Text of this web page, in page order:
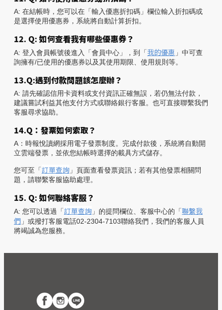
A: 在結帳時，您可以在「輸入優惠折扣碼」欄位輸入折扣碼或
是選擇使用優惠券，系統將自動計算折扣。
12. Q: 如何查看我有哪些優惠券？
A: 登入會員帳號後進入「會員中心」，到「我的優惠 」中可查
詢擁有/已使用的優惠券以及其使用期限、使用規則等。
13.Q:遇到付款問題該怎麼辦？
A: 請先確認信用卡資料或支付資訊正確無誤，若仍無法付款，
建議嘗試利益其他支付方式或聯絡銀行客服。也可直接聯繫我們
客服尋求協助。
14.Q：發票如何索取？
A：時報悅讀網採用電子發票制度。完成付款後，系統將自動開
立雲端發票，並依您結帳時選擇的載具方式儲存。
您可至「訂單查詢 」頁面查看發票資訊；若有其他發票相關問
題，請聯繫客服協助處理。
15. Q: 如何聯絡客服？
A: 您可以透過「訂單查詢 」的提問欄位、客服中心的「聯繫我
們 」或撥打客服電話02-2304-7103聯絡我們，我們的客服人員
將竭誠為您服務。